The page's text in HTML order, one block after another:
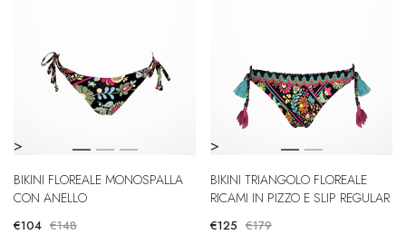
>
BIKINI FLOREALE MONOSPALLA
CON ANELLO
€104 €148
>
BIKINI TRIANGOLO FLOREALE
RICAMI IN PIZZO E SLIP REGULAR
€125 €179